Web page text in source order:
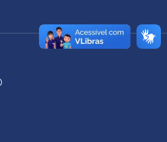
e dos Direitos Humanos